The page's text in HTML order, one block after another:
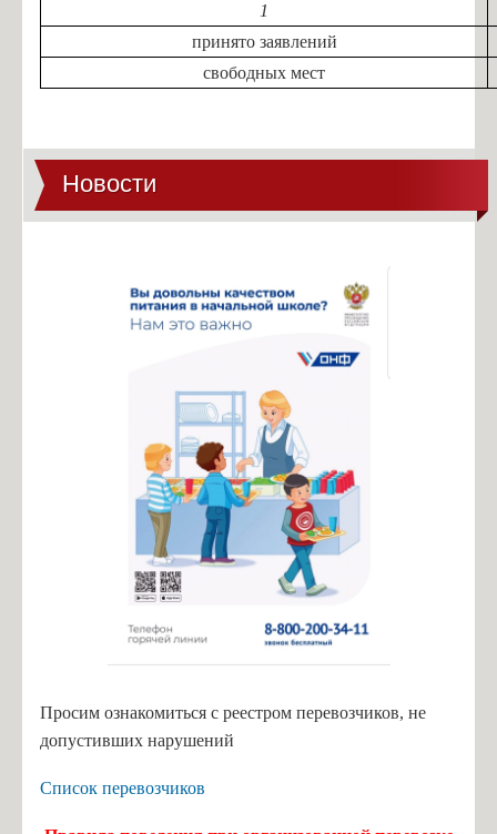
1
принято заявлений
свободных мест
Новости
Просим ознакомиться с реестром перевозчиков, не
допустивших нарушений
Список перевозчиков